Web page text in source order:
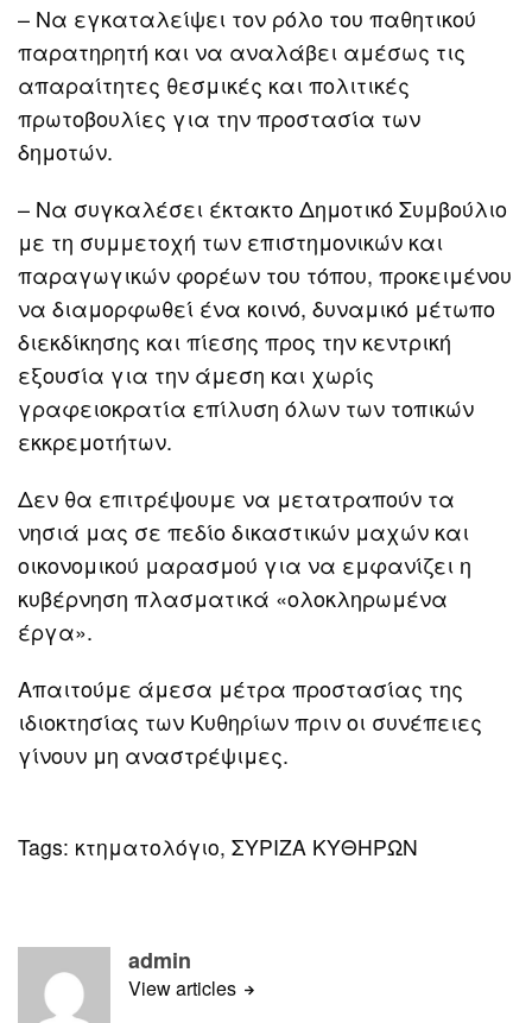
– Να εγκαταλείψει τον ρόλο του παθητικού
παρατηρητή και να αναλάβει αμέσως τις
απαραίτητες θεσμικές και πολιτικές
πρωτοβουλίες για την προστασία των
δημοτών.
– Να συγκαλέσει έκτακτο Δημοτικό Συμβούλιο
με τη συμμετοχή των επιστημονικών και
παραγωγικών φορέων του τόπου, προκειμένου
να διαμορφωθεί ένα κοινό, δυναμικό μέτωπο
διεκδίκησης και πίεσης προς την κεντρική
εξουσία για την άμεση και χωρίς
γραφειοκρατία επίλυση όλων των τοπικών
εκκρεμοτήτων.
Δεν θα επιτρέψουμε να μετατραπούν τα
νησιά μας σε πεδίο δικαστικών μαχών και
οικονομικού μαρασμού για να εμφανίζει η
κυβέρνηση πλασματικά «ολοκληρωμένα
έργα».
Απαιτούμε άμεσα μέτρα προστασίας της
ιδιοκτησίας των Κυθηρίων πριν οι συνέπειες
γίνουν μη αναστρέψιμες.
Tags: κτηματολόγιο, ΣΥΡΙΖΑ ΚΥΘΗΡΩΝ
admin
View articles